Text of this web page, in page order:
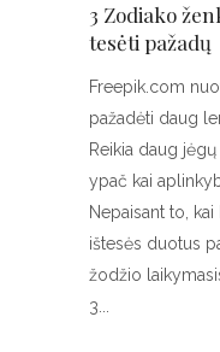
3 Zodiako
tesėti pažadų
Freepik.com
pažadėti daug
Reikia daug
ypač kai
Nepaisant to,
ištesės duotus
žodžio
3